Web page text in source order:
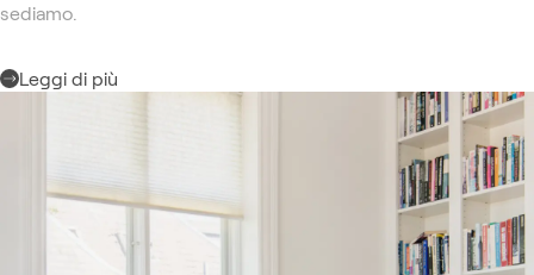
sediamo.
Leggi di più